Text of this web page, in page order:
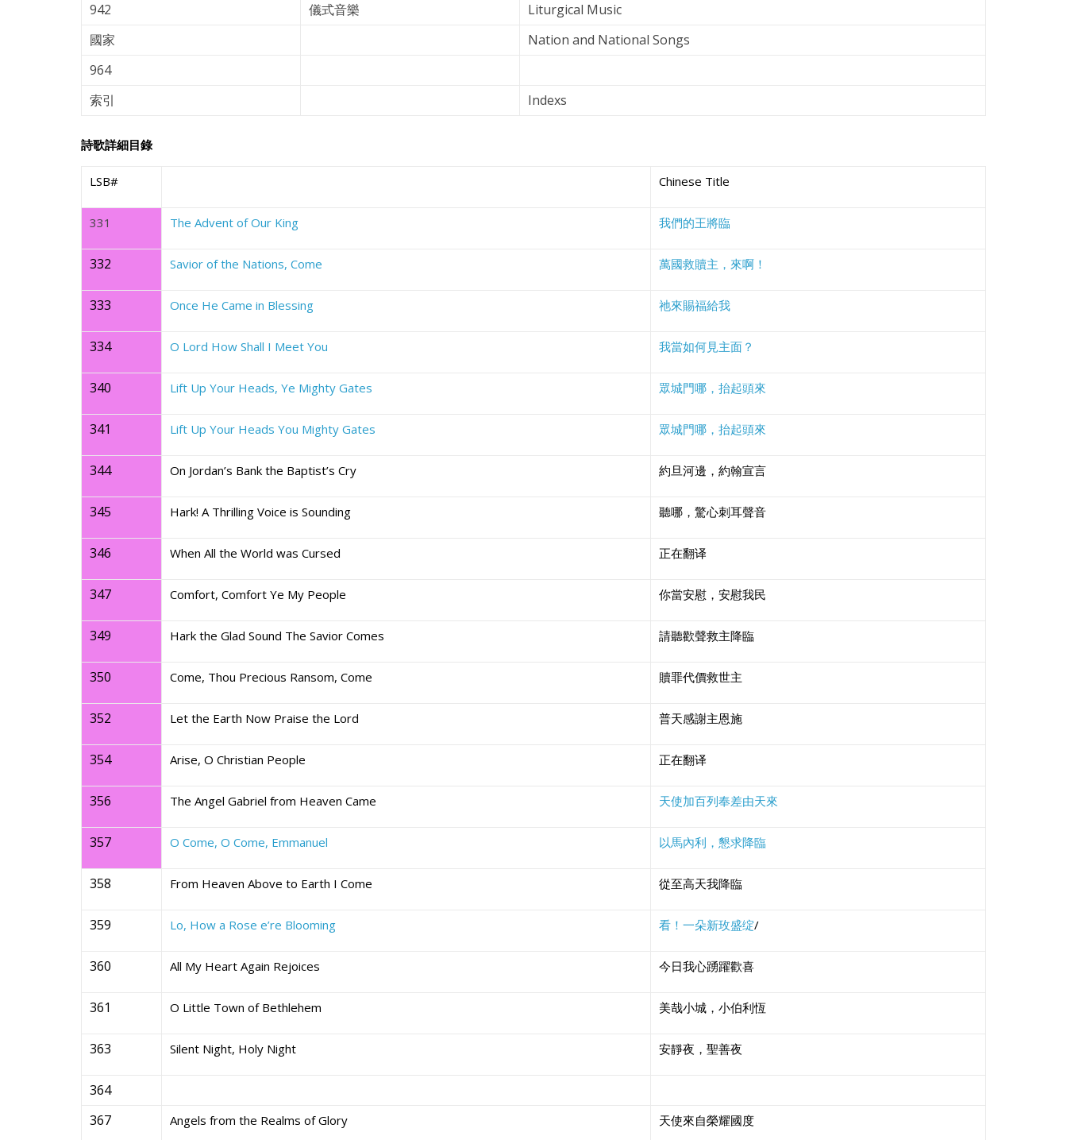
942
儀式音樂
Liturgical Music
國家
Nation and National Songs
964
索引
Indexs
詩歌詳細目錄
LSB# Chinese Title
331 The Advent of Our King 我們的王將臨
332 Savior of the Nations, Come 萬國救贖主，來啊！
333 Once He Came in Blessing 祂來賜福給我
334 O Lord How Shall I Meet You 我當如何見主面？
340 Lift Up Your Heads, Ye Mighty Gates 眾城門哪，抬起頭來
341 Lift Up Your Heads You Mighty Gates 眾城門哪，抬起頭來
344 On Jordan’s Bank the Baptist’s Cry 約旦河邊，約翰宣言
345 Hark! A Thrilling Voice is Sounding 聽哪，驚心刺耳聲音
346 When All the World was Cursed 正在翻译
347 Comfort, Comfort Ye My People 你當安慰，安慰我民
349 Hark the Glad Sound The Savior Comes 請聽歡聲救主降臨
350 Come, Thou Precious Ransom, Come 贖罪代價救世主
352 Let the Earth Now Praise the Lord 普天感謝主恩施
354 Arise, O Christian People 正在翻译
356 The Angel Gabriel from Heaven Came 天使加百列奉差由天來
357 O Come, O Come, Emmanuel 以馬內利，懇求降臨
358 From Heaven Above to Earth I Come 從至高天我降臨
359 Lo, How a Rose e’re Blooming 看！一朵新玫盛绽/
360 All My Heart Again Rejoices 今日我心踴躍歡喜
361 O Little Town of Bethlehem 美哉小城，小伯利恆
363 Silent Night, Holy Night 安靜夜，聖善夜
364
367
Angels from the Realms of Glory 天使來自榮耀國度